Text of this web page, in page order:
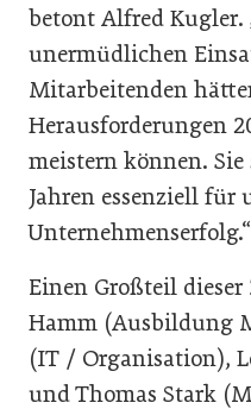
betont Alfred Kugler.
unermüdlichen
Mitarbeitenden
Herausforderungen
meistern können.
Jahren essenziell für
Unternehmenserfolg.“
Einen Großteil
Hamm (Ausbildung
(IT / Organisation),
und Thomas Stark